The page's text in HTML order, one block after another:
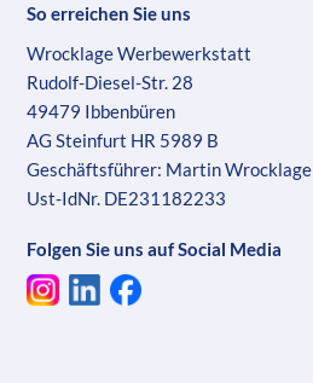
So erreichen Sie uns
Wrocklage Werbewerkstatt
Rudolf-Diesel-Str. 28
49479 Ibbenbüren
AG Steinfurt HR 5989 B
Geschäftsführer: Martin Wrocklage
Ust-IdNr. DE231182233
Folgen Sie uns auf Social Media